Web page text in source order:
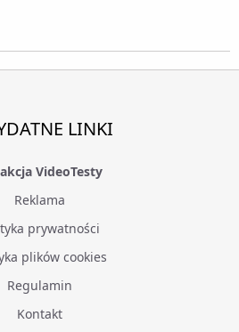
LINKI
VideoTesty
Reklama
prywatności
plików cookies
Regulamin
Kontakt